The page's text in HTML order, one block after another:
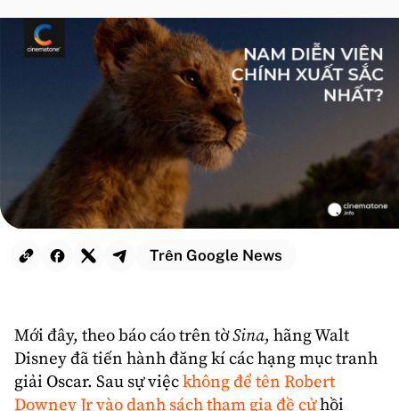
Trên Google News
Mới đây, theo báo cáo trên tờSina, hãngWalt
Disneyđã tiến hành đăng kí các hạng mụctranh
giải Oscar. Sau sự việckhông để tên Robert
Downey Jr vào danh sách tham gia đề cửhồi